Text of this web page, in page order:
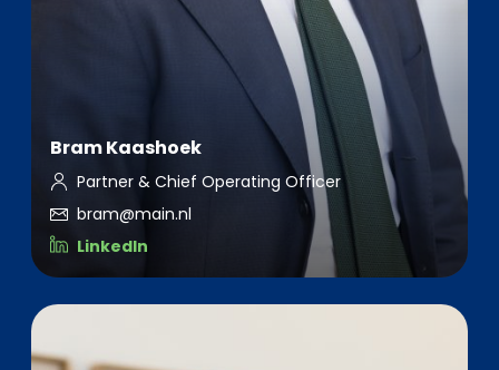
Bram Kaashoek
Partner & Chief Operating Officer
bram@main.nl
LinkedIn